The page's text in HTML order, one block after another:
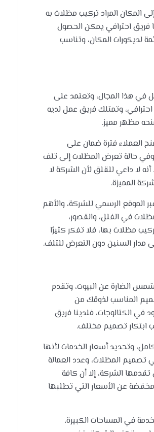
المكان المراد تركيب مظلات به
فريق احترافي يمكن الحصول
لديكورات المكان، وتناسب
في هذا المجال، وتعتمد على
وتمتلك فريق عمل لديه
مظهر مميز.
العملاء فترة ضمان على
حالة تعرض المظلات إلى تلف
لا داعي للقلق لأن الشركة لا
المميزة.
الموقع الرسمي للشركة، والأهم
في الفلل، والقصور،
مظلات بها، فلا تفكر كثيرًا
مدار السنين دون التعرض للتلف.
الضارة عن البيوت، وتقدم
المناسب لذوقك من
في الكتالوجات، فلدينا فريق
ابتكار تصميم مختلف.
وتحديد أسعار الخدمات لأنها
تصميم المظلات، وعدد العمالة
الشركة، إلا أن كافة
مخفضة عن الأسعار التي تطلبها
في المساحات الكبيرة،